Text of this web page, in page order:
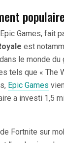
Games, fait
est
le monde du
tels que « The
Epic Games
a investi 1,5